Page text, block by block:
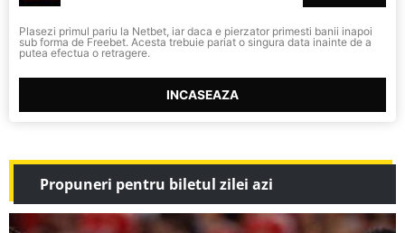
Plasezi primul pariu la Netbet, iar daca e pierzator primesti banii inapoi
sub forma de Freebet. Acesta trebuie pariat o singura data inainte de a
putea efectua o retragere.
INCASEAZA
Propuneri pentru biletul zilei azi